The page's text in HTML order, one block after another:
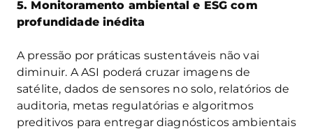
5. Monitoramento ambiental e ESG com
profundidade inédita
A pressão por práticas sustentáveis não vai
diminuir. A ASI poderá cruzar imagens de
satélite, dados de sensores no solo, relatórios de
auditoria, metas regulatórias e algoritmos
preditivos para entregar diagnósticos ambientais